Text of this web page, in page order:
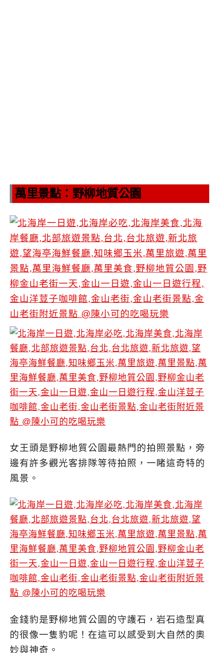
萬里景點：野柳地質公園
女王頭是野柳地質公園最熱門的拍照景點，旁
邊有許多觀光客排隊等待拍照，一睹這奇特的
風景。
金錢豹是野柳地質公園的守護石，岩石造型真
的很像一隻豹呢！在這可以感受到大自然的奧
妙與神奇。